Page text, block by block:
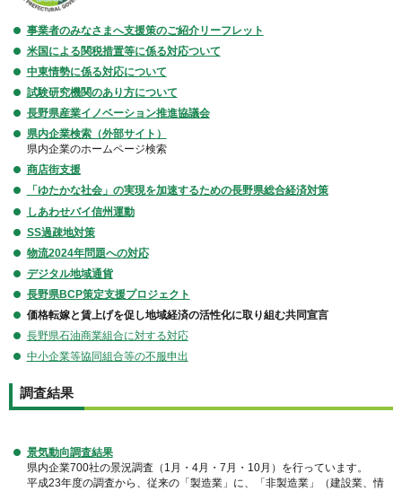
事業者のみなさまへ支援策のご紹介リーフレット
米国による関税措置等に係る対応ついて
中東情勢に係る対応について
試験研究機関のあり方について
長野県産業イノベーション推進協議会
県内企業検索（外部サイト）
県内企業のホームページ検索
商店街支援
「ゆたかな社会」の実現を加速するための長野県総合経済対策
しあわせバイ信州運動
SS過疎地対策
物流2024年問題への対応
デジタル地域通貨
長野県BCP策定支援プロジェクト
価格転嫁と賃上げを促し地域経済の活性化に取り組む共同宣言
長野県石油商業組合に対する対応
中小企業等協同組合等の不服申出
調査結果
景気動向調査結果
県内企業700社の景況調査（1月・4月・7月・10月）を行っています。
平成23年度の調査から、従来の「製造業」に、「非製造業」（建設業、情